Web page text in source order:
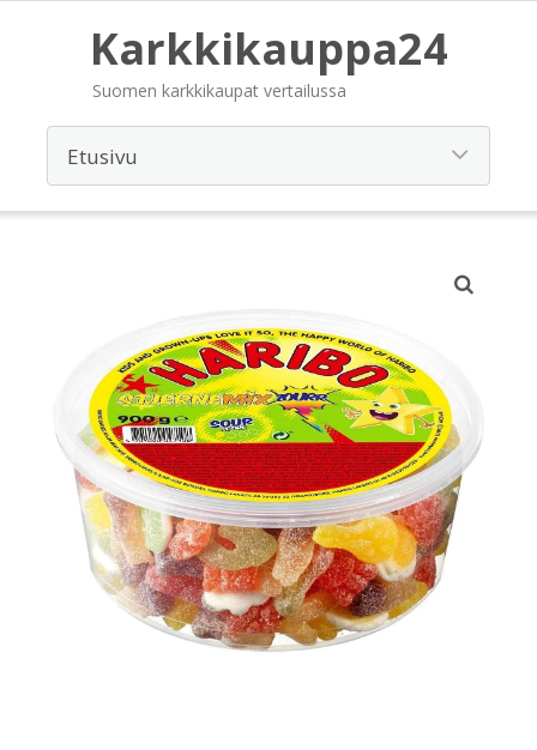
Karkkikauppa24
Suomen karkkikaupat vertailussa